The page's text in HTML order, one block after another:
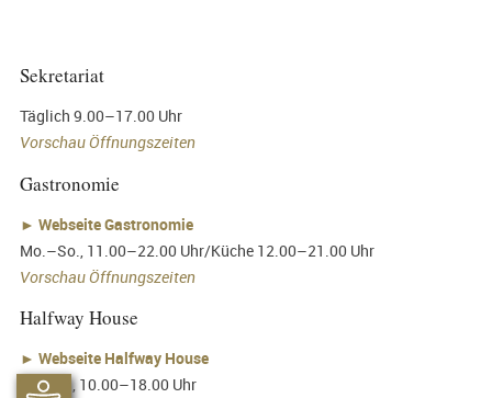
Sekretariat
Täglich 9.00–17.00 Uhr
Vorschau Öffnungszeiten
Gastronomie
► Webseite Gastronomie
Mo.–So., 11.00–22.00 Uhr/Küche 12.00–21.00 Uhr
Vorschau Öffnungszeiten
Halfway House
► Webseite Halfway House
Di.–So., 10.00–18.00 Uhr